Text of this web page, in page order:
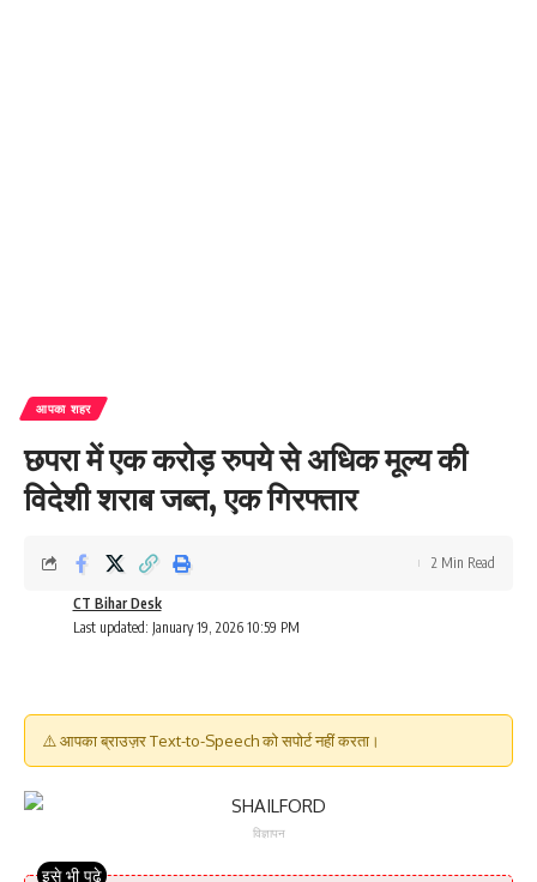
आपका शहर
छपरा में एक करोड़ रुपये से अधिक मूल्य की
विदेशी शराब जब्त, एक गिरफ्तार
Last updated: January 19, 2026 10:59 PM
CT Bihar Desk
2 Min Read
⚠️ आपका ब्राउज़र Text-to-Speech को सपोर्ट नहीं करता।
विज्ञापन